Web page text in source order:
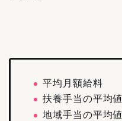
平均月額給料
扶養手当の平均値
地域手当の平均値